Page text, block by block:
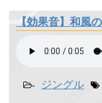
【効果音】和風
- ジングル